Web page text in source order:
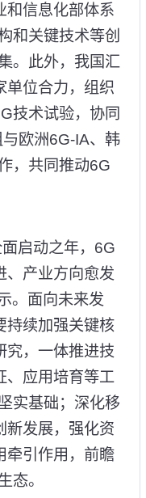
和信息化部体系
和关键技术等创
。此外，我国汇
单位合力，组织
技术试验，协同
欧洲6G-IA、韩
，共同推动6G
启动之年，6G
、产业方向愈发
。面向未来发
持续加强关键核
究，一体推进技
、应用培育等工
实基础；深化移
新发展，强化资
牵引作用，前瞻
态。